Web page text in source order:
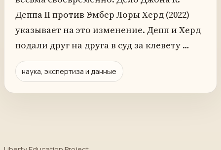
Деппа II против Эмбер Лоры Херд (2022)
указывает на это изменение. Депп и Херд
подали друг на друга в суд за клевету …
наука, экспертиза и данные